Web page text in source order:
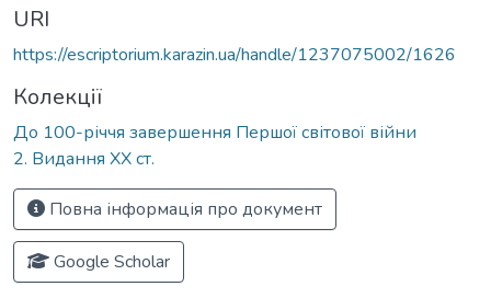
URI
https://escriptorium.karazin.ua/handle/1237075002/1626
Колекції
До 100-річчя завершення Першої світової війни
2. Видання ХХ ст.
Повна інформація про документ
Google Scholar